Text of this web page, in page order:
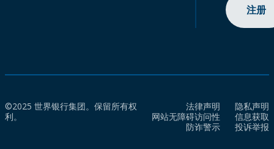
注册
©2025 世界银行集团。保留所有权
利。
法律声明
隐私声明
网站无障碍访问性
信息获取
防诈警示
投诉举报